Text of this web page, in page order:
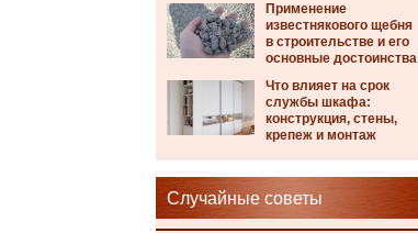
Применение
известнякового щебня
в строительстве и его
основные достоинства
Что влияет на срок
службы шкафа:
конструкция, стены,
крепеж и монтаж
Случайные советы